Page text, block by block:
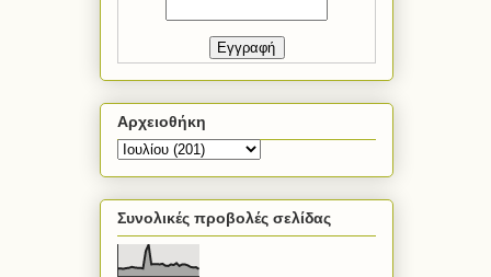
Αρχειοθήκη
Συνολικές προβολές σελίδας